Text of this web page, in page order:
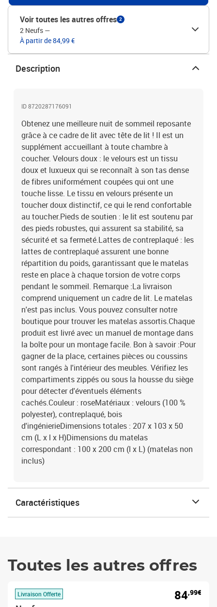
siège pour détecter d'éventuels éléments cachés.Couleur :
roseMatériaux : velours (100 % polyester), contreplaqué, bois
d'ingénierieDimensions totales : 207 x 103 x 50 cm (L x l x
H)Dimensions du matelas correspondant : 100 x 200 cm (l x L)
(matelas non inclus)
Voir toutes les autres offres 2
2 Neufs —
À partir de 84,99 €
Description
ID 8720287176091
Obtenez une meilleure nuit de sommeil reposante
grâce à ce cadre de lit avec tête de lit ! Il est un
supplément accueillant à toute chambre à
coucher. Velours doux : le velours est un tissu
doux et luxueux qui se reconnaît à son tas dense
de fibres uniformément coupées qui ont une
touche lisse. Le tissu en velours présente un
toucher doux distinctif, ce qui le rend confortable
au toucher.Pieds de soutien : le lit est soutenu par
des pieds robustes, qui assurent sa stabilité, sa
sécurité et sa fermeté.Lattes de contreplaqué : les
lattes de contreplaqué assurent une bonne
répartition du poids, garantissant que le matelas
reste en place à chaque torsion de votre corps
pendant le sommeil. Remarque :La livraison
comprend uniquement un cadre de lit. Le matelas
n'est pas inclus. Vous pouvez consulter notre
boutique pour trouver les matelas assortis.Chaque
produit est livré avec un manuel de montage dans
la boîte pour un montage facile. Bon à savoir :Pour
gagner de la place, certaines pièces ou coussins
sont rangés à l'intérieur des meubles. Vérifiez les
compartiments zippés ou sous la housse du siège
pour détecter d'éventuels éléments
cachés.Couleur : roseMatériaux : velours (100 %
polyester), contreplaqué, bois
d'ingénierieDimensions totales : 207 x 103 x 50
cm (L x l x H)Dimensions du matelas
correspondant : 100 x 200 cm (l x L) (matelas non
inclus)
Caractéristiques
Toutes les autres offres
Livraison Offerte 84,99€